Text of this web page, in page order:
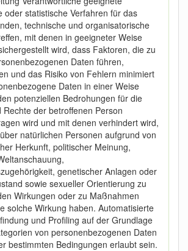
oder statistische Verfahren für das
technische und organisatorische
mit denen in geeigneter Weise
wird, dass Faktoren, die zu
Daten führen,
und das Risiko von Fehlern minimiert
Daten in einer Weise
potenziellen Bedrohungen für die
Rechte der betroffenen Person
wird und mit denen verhindert wird,
natürlichen Personen aufgrund von
Herkunft, politischer Meinung,
genetischer Anlagen oder
sowie sexueller Orientierung zu
Wirkungen oder zu Maßnahmen
solche Wirkung haben. Automatisierte
und Profiling auf der Grundlage
von personenbezogenen Daten
bestimmten Bedingungen erlaubt sein.